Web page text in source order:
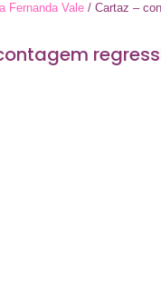
Fernanda Vale / Cartaz –